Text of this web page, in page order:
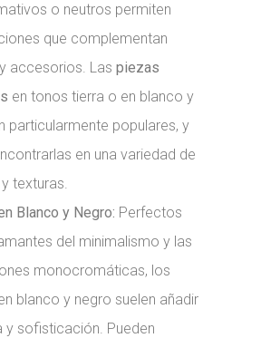
o neutros permiten
que complementan
accesorios. Las piezas
en tonos tierra o en blanco y
particularmente populares, y
en una variedad de
texturas.
Blanco y Negro: Perfectos
del minimalismo y las
monocromáticas, los
blanco y negro suelen añadir
y sofisticación. Pueden